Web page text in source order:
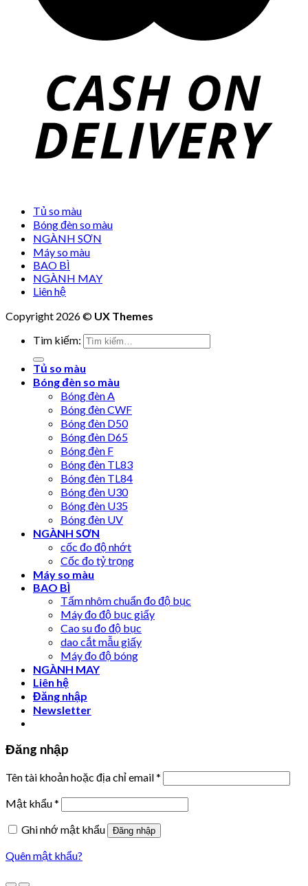
Tủ so màu
Bóng đèn so màu
NGÀNH SƠN
Máy so màu
BAO BÌ
NGÀNH MAY
Liên hệ
Copyright 2026 © UX Themes
Tìm kiếm:
Tủ so màu
Bóng đèn so màu
Bóng đèn A
Bóng đèn CWF
Bóng đèn D50
Bóng đèn D65
Bóng đèn F
Bóng đèn TL83
Bóng đèn TL84
Bóng đèn U30
Bóng đèn U35
Bóng đèn UV
NGÀNH SƠN
cốc đo độ nhớt
Cốc đo tỷ trọng
Máy so màu
BAO BÌ
Tấm nhôm chuẩn đo độ bục
Máy đo độ bục giấy
Cao su đo độ bục
dao cắt mẫu giấy
Máy đo độ bóng
NGÀNH MAY
Liên hệ
Đăng nhập
Newsletter
Đăng nhập
Tên tài khoản hoặc địa chỉ email*
Mật khẩu*
Ghi nhớ mật khẩu
Đăng nhập
Quên mật khẩu?